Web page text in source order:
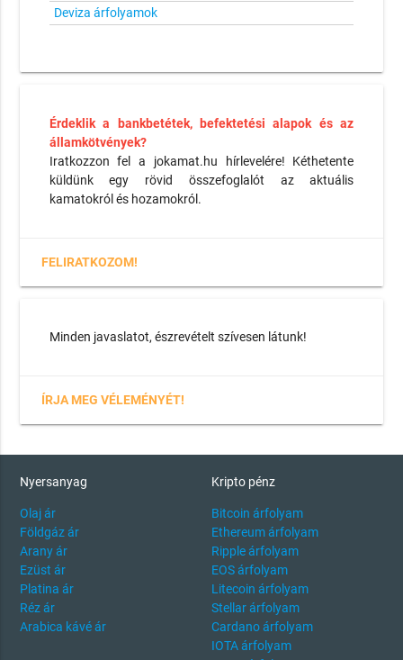
Deviza árfolyamok
Érdeklik a bankbetétek, befektetési alapok és az
államkötvények?
Iratkozzon fel a jokamat.hu hírlevelére! Kéthetente
küldünk egy rövid összefoglalót az aktuális
kamatokról és hozamokról.
FELIRATKOZOM!
Minden javaslatot, észrevételt szívesen látunk!
ÍRJA MEG VÉLEMÉNYÉT!
Nyersanyag
Olaj ár
Földgáz ár
Arany ár
Ezüst ár
Platina ár
Réz ár
Arabica kávé ár
Kripto pénz
Bitcoin árfolyam
Ethereum árfolyam
Ripple árfolyam
EOS árfolyam
Litecoin árfolyam
Stellar árfolyam
Cardano árfolyam
IOTA árfolyam